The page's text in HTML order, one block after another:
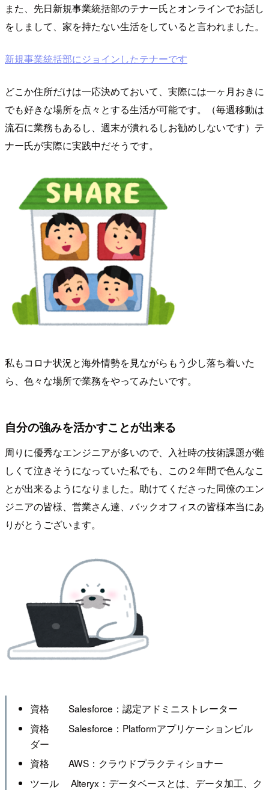
また、先日新規事業統括部のテナー氏とオンラインでお話し
をしまして、家を持たない生活をしていると言われました。
新規事業統括部にジョインしたテナーです
どこか住所だけは一応決めておいて、実際には一ヶ月おきに
でも好きな場所を点々とする生活が可能です。（毎週移動は
流石に業務もあるし、週末が潰れるしお勧めしないです）テ
ナー氏が実際に実践中だそうです。
私もコロナ状況と海外情勢を見ながらもう少し落ち着いた
ら、色々な場所で業務をやってみたいです。
自分の強みを活かすことが出来る
周りに優秀なエンジニアが多いので、入社時の技術課題が難
しくて泣きそうになっていた私でも、この２年間で色んなこ
とが出来るようになりました。助けてくださった同僚のエン
ジニアの皆様、営業さん達、バックオフィスの皆様本当にあ
りがとうございます。
資格 Salesforce：認定アドミニストレーター
資格 Salesforce：Platformアプリケーションビル
ダー
資格 AWS：クラウドプラクティショナー
ツール Alteryx：データベースとは、データ加工、ク